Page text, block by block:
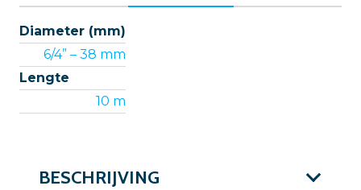
Diameter (mm)
6/4” – 38 mm
Lengte
10 m
BESCHRIJVING